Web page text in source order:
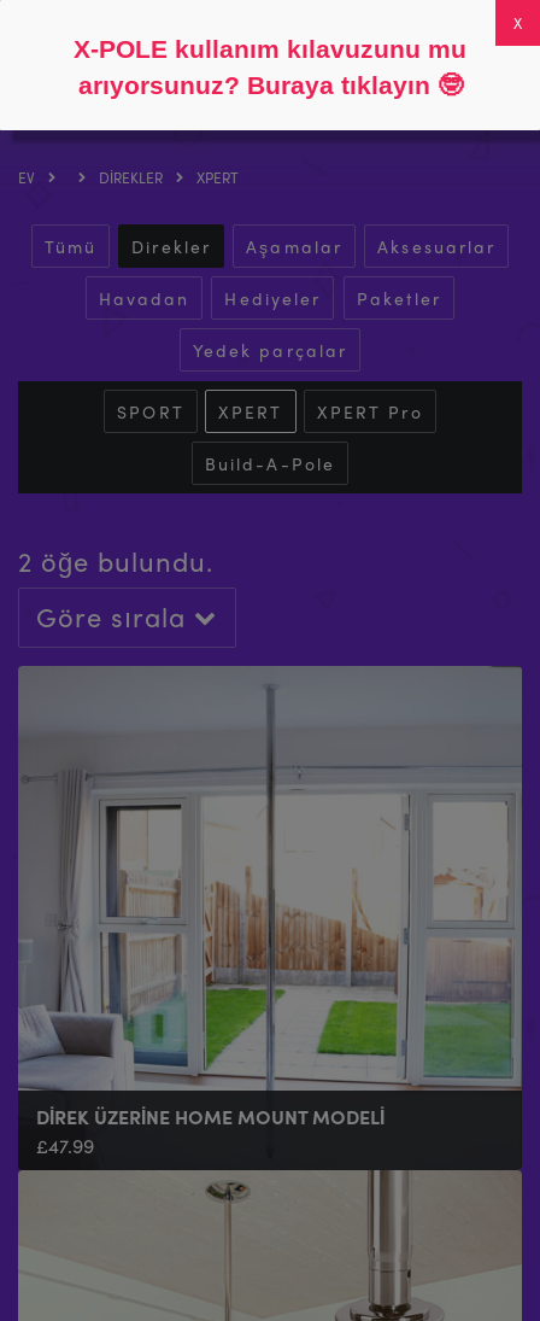
0
EV DIREKLER XPERT
Tümü Direkler Aşamalar Aksesuarlar
Havadan Hediyeler Paketler
Yedek parçalar
SPORT XPERT XPERT Pro
Build-A-Pole
2 öğe bulundu.
Göre sırala
DIREK ÜZERINE HOME MOUNT MODELI
£47.99
X-POLE kullanım kılavuzunu mu
arıyorsunuz? Buraya tıklayın 🤓